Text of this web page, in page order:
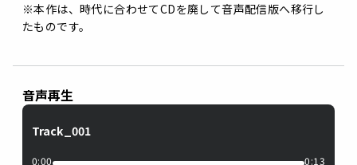
※本作は、時代に合わせてCDを廃して音声配信版へ移行し
たものです。
音声再生
Track_001
0:00 0:13